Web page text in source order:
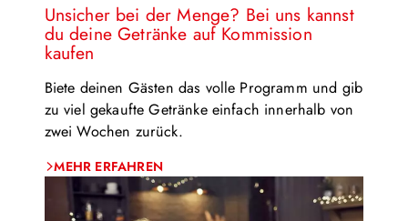
Unsicher bei der Menge? Bei uns kannst
du deine Getränke auf Kommission
kaufen
Biete deinen Gästen das volle Programm und gib
zu viel gekaufte Getränke einfach innerhalb von
zwei Wochen zurück.
MEHR ERFAHREN